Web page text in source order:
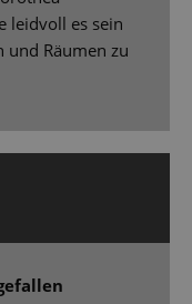
leidvoll es sein
und Räumen zu